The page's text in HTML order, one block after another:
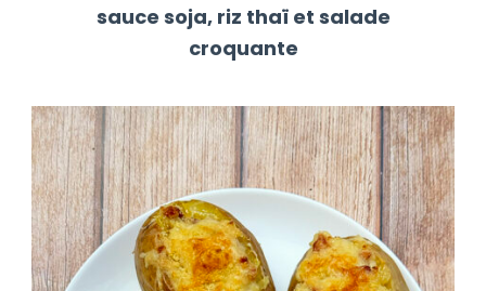
sauce soja, riz thaï et salade
croquante